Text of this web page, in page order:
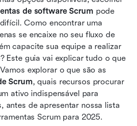
de software Scrum pode
Como encontrar uma
se encaixe no seu fluxo de
capacite sua equipe a realizar
Este guia vai explicar tudo o que
Scrum, quais recursos procurar
ativo indispensável para
antes de apresentar nossa lista
Scrum para 2025.